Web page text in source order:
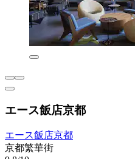
エース飯店京都
エース飯店京都
京都繁華街